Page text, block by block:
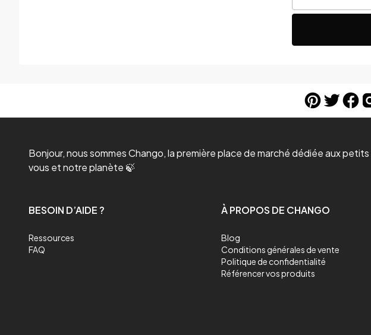
Bonjour, nous sommes Chango, la première place de marché dédiée aux
vous et notre planète 🍃
BESOIN D’AIDE ?
Ressources
FAQ
À PROPOS DE CHANGO
Blog
Conditions générales de vente
Politique de confidentialité
Référencer vos produits